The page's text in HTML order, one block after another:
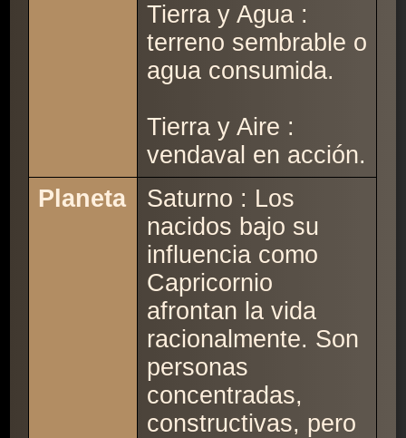
Tierra y Agua :
terreno sembrable o
agua consumida.
Tierra y Aire :
vendaval en acción.
Planeta
Saturno : Los
nacidos bajo su
influencia como
Capricornio
afrontan la vida
racionalmente. Son
personas
concentradas,
constructivas, pero